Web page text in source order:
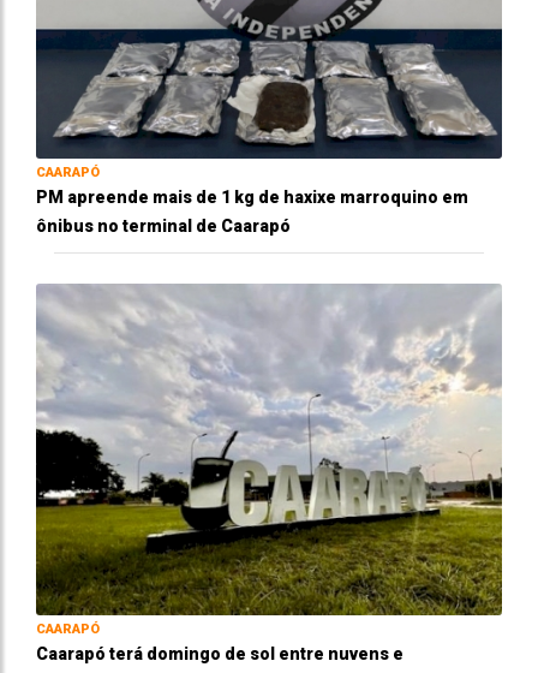
CAARAPÓ
PM apreende mais de 1 kg de haxixe marroquino em
ônibus no terminal de Caarapó
CAARAPÓ
Caarapó terá domingo de sol entre nuvens e